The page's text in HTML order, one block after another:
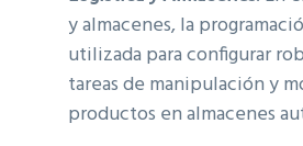
y almacenes, la
utilizada para configurar
tareas de manipulación y
productos en almacenes